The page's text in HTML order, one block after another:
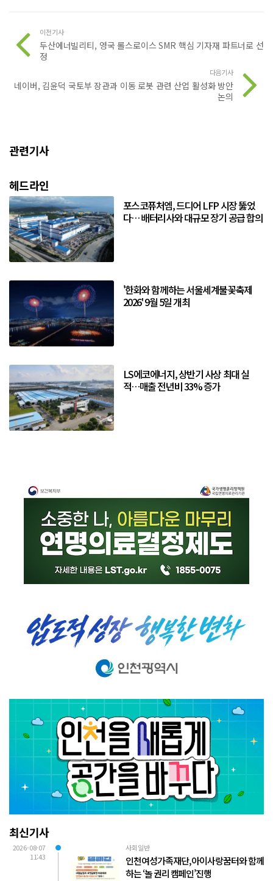
이전기사
두산에너빌리티, 영국 롤스로이스 SMR 핵심 기자재 파트너로 선
정
다음기사
네이버, 김윤덕 국토부 장관과 이동 로봇 관련 산업 활성화 방안
논의
관련기사
헤드라인
포스코퓨처엠, 드디어 LFP 시장 뚫었
다… 배터리사와 대규모 장기 공급 합의
'한화와 함께하는 서울세계불꽃축제
2026' 9월 5일 개최
LS에코에너지, 상반기 사상 최대 실
적…매출 전년비 33% 증가
최신기사
2026-08-07
11:43
사회일반
인천여성가족재단, 아이사랑꿈터와 함께
하는 ‘놀 권리 캠페인’진행